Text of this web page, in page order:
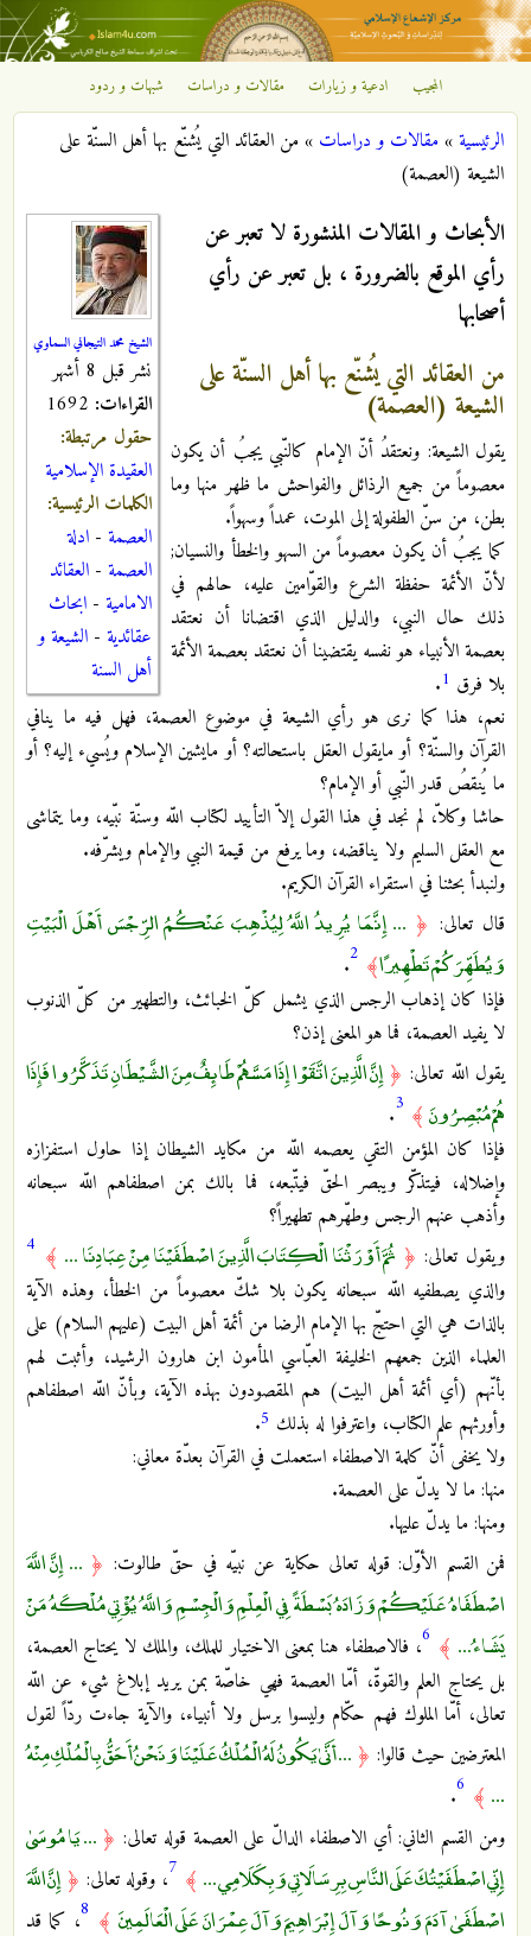
تجاوز إلى المحتوى الرئيسي
مركز
الإشعاع
الإسلامي
المجيب ادعية و زيارات مقالات و دراسات شبهات و ردود
أنت هنا
الرئيسية»مقالات و دراسات »من العقائد التي يُشنّع بها أهل السنّة على
الشيعة (العصمة)
الشيخ محمد التيجاني السماوي
نشر قبل 8 أشهر
القراءات:
حقول مرتبطة:
العقيدة الإسلامية
الكلمات الرئيسية:
العصمة - ادلة
العصمة - العقائد
الامامية - ابحاث
عقائدية - الشيعة و
أهل السنة
الأبحاث و المقالات المنشورة لا تعبر عن
رأي الموقع بالضرورة ، بل تعبر عن رأي
أصحابها
من العقائد التي يُشنّع بها أهل السنّة على
الشيعة (العصمة)
يقول الشيعة: ونعتقدُ أنّ الإمام كالنّبي يجبُ أن يكون
معصوماً من جميع الرذائل والفواحش ما ظهر منها وما
بطن، من سنّ الطفولة إلى الموت، عمداً وسهواً.
كما يجبُ أن يكون معصوماً من السهو والخطأ والنسيان;
لأنّ الأئمة حفظة الشرع والقوّامين عليه، حالهم في
ذلك حال النبي، والدليل الذي اقتضانا أن نعتقد
بعصمة الأنبياء هو نفسه يقتضينا أن نعتقد بعصمة الأئمة
بلا فرق 1
.
نعم، هذا كما نرى هو رأي الشيعة في موضوع العصمة، فهل فيه ما ينافي
القرآن والسنّة؟ أو مايقول العقل باستحالته؟ أو مايشين الإسلام ويُسيء إليه؟ أو
ما يُنقصُ قدر النّبي أو الإمام؟
حاشا وكلاّ، لم نجد في هذا القول إلاّ التأييد لكتاب اللّه وسنّة نبّيه، وما يتماشى
مع العقل السليم ولا يناقضه، وما يرفع من قيمة النبي والإمام ويشرّفه.
ولنبدأ بحثنا في استقراء القرآن الكريم.
قال تعالى: ﴿ ... إِنَّمَا يُرِيدُ اللَّهُ لِيُذْهِبَ عَنْكُمُ الرِّجْسَ أَهْلَ الْبَيْتِ
وَيُطَهِّرَكُمْ تَطْهِيرًا﴾ 2
.
فإذا كان إذهاب الرجس الذي يشمل كلّ الخبائث، والتطهير من كلّ الذنوب
لا يفيد العصمة، فما هو المعنى إذن؟
يقول اللّه تعالى: ﴿إِنَّ الَّذِينَ اتَّقَوْا إِذَا مَسَّهُمْ طَائِفٌ مِنَ الشَّيْطَانِ تَذَكَّرُوا فَإِذَا
هُمْ مُبْصِرُونَ ﴾ 3
.
فإذا كان المؤمن التقي يعصمه اللّه من مكايد الشيطان إذا حاول استفزازه
وإضلاله، فيتذكّر ويبصر الحقّ فيتّبعه، فما بالك بمن اصطفاهم اللّه سبحانه
وأذهب عنهم الرجس وطهّرهم تطهيراً؟
ويقول تعالى: ﴿ ثُمَّ أَوْرَثْنَا الْكِتَابَ الَّذِينَ اصْطَفَيْنَا مِنْ عِبَادِنَا ... ﴾ 4
والذي يصطفيه اللّه سبحانه يكون بلا شكّ معصوماً من الخطأ، وهذه الآية
بالذات هي التي احتجّ بها الإمام الرضا من أئمة أهل البيت (عليهم السلام) على
العلماء الذين جمعهم الخليفة العبّاسي المأمون ابن هارون الرشيد، وأثبت لهم
بأنّهم (أي أئمة أهل البيت) هم المقصودون بهذه الآية، وبأنّ اللّه اصطفاهم
وأورثهم علم الكتاب، واعترفوا له بذلك 5
.
ولا يخفى أنّ كلمة الاصطفاء استعملت في القرآن بعدّة معاني:
منها: ما لا يدلّ على العصمة.
ومنها: ما يدلّ عليها.
فمن القسم الأوّل: قوله تعالى حكاية عن نبيّه في حقّ طالوت: ﴿ ... إِنَّ اللَّهَ
اصْطَفَاهُ عَلَيْكُمْ وَزَادَهُ بَسْطَةً فِي الْعِلْمِ وَالْجِسْمِ وَاللَّهُ يُؤْتِي مُلْكَهُ مَنْ
يَشَاءُ ... ﴾ 6، فالاصطفاء هنا بمعنى الاختيار للملك، والملك لا يحتاج العصمة،
بل يحتاج العلم والقوةّ، أمّا العصمة فهي خاصّة بمن يريد إبلاغ شيء عن اللّه
تعالى، أمّا الملوك فهم حكّام وليسوا برسل ولا أنبياء، والآية جاءت ردّاً لقول
المعترضين حيث قالوا: ﴿ ... أَنَّىٰ يَكُونُ لَهُ الْمُلْكُ عَلَيْنَا وَنَحْنُ أَحَقُّ بِالْمُلْكِ مِنْهُ
... ﴾ 6
.
ومن القسم الثاني: أي الاصطفاء الدالّ على العصمة قوله تعالى: ﴿ ... يَا مُوسَىٰ
إِنِّي اصْطَفَيْتُكَ عَلَى النَّاسِ بِرِسَالَاتِي وَبِكَلَامِي ... ﴾ 7، وقوله تعالى: ﴿ إِنَّ اللَّهَ
اصْطَفَىٰ آدَمَ وَنُوحًا وَآلَ إِبْرَاهِيمَ وَآلَ عِمْرَانَ عَلَى الْعَالَمِينَ ﴾ 8، كما قد